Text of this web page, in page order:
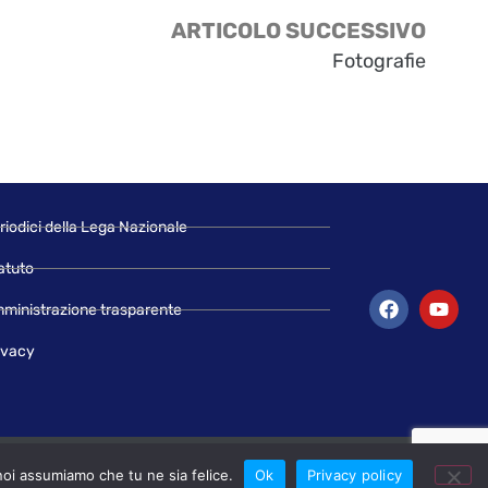
ARTICOLO SUCCESSIVO
Fotografie
della Lega Nazionale
trasparente
assumiamo che tu ne sia felice. Ok Privacy policy